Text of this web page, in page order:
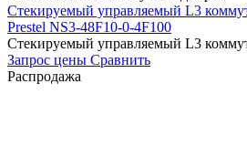
Стекируемый управляемый L3
Prestel NS3-48F10-0-4F100
Стекируемый управляемый L3
Запрос цены Сравнить
Распродажа